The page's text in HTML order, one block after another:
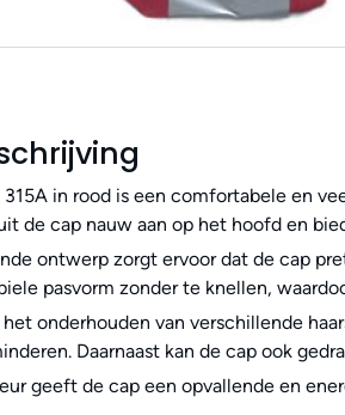
315A in rood is een comfortabele en
de cap nauw aan op het hoofd en
ontwerp zorgt ervoor dat de cap
pasvorm zonder te knellen,
het onderhouden van verschillende
Daarnaast kan de cap ook
geeft de cap een opvallende en